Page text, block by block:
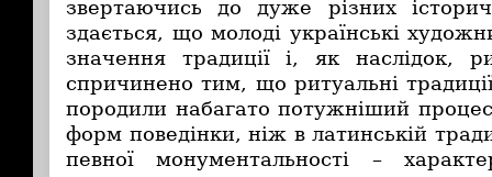
звертаючись до дуже різних
здається, що молоді українські
значення традиції і, як наслідок,
спричинено тим, що ритуальні
породили набагато потужніший процес
форм поведінки, ніж в латинській
певної монументальності –